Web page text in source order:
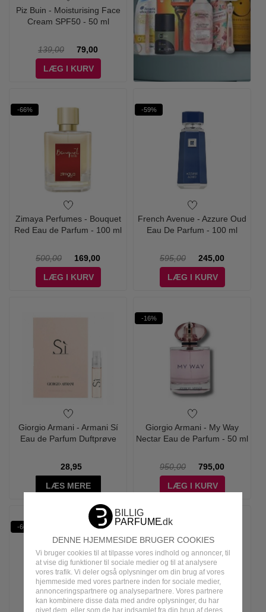
DENNE HJEMMESIDE BRUGER COOKIES
Vi bruger cookies til at tilpasse vores indhold og annoncer, til
at vise dig funktioner til sociale medier og til at analysere
vores trafik. Vi deler også oplysninger om din brug af vores
hjemmeside med vores partnere inden for sociale medier,
annonceringspartnere og analysepartnere. Vores partnere
kan kombinere disse data med andre oplysninger, du har
givet dem, eller som de har indsamlet fra din brug af deres
Piz Buin - Moisturising Face
Cream SPF50 - 50 ml
139,00
79,00
LÆG I KURV
-66%
Zimaya Perfumes - Bouquet
Red Eau de Parfum - 100 ml
500,00
169,00
LÆG I KURV
-59%
French Avenue - Azzure Oud
Eau De Parfum - 100 ml
595,00
245,00
LÆG I KURV
Giorgio Armani - Armani Sí
Eau de Parfum Duftprøve
28,95
LÆS MERE
-16%
Giorgio Armani - My Way
Nectar Eau de Parfum - 50 ml
950,00
795,00
LÆG I KURV
-66% -70%